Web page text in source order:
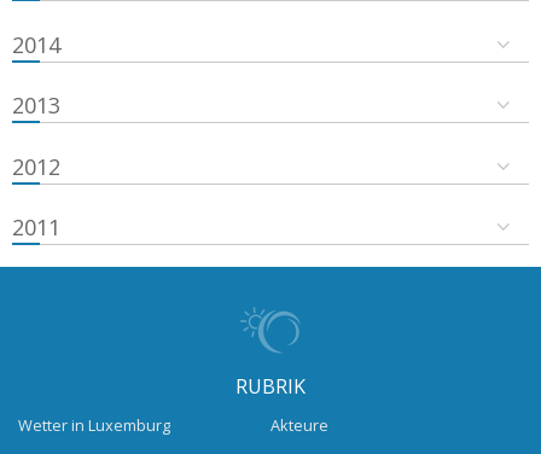
2014
2013
2012
2011
RUBRIK
Wetter in Luxemburg
Akteure